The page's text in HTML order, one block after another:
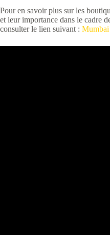
Pour en savoir plus sur les
et leur importance dans le cadre
consulter le lien suivant :